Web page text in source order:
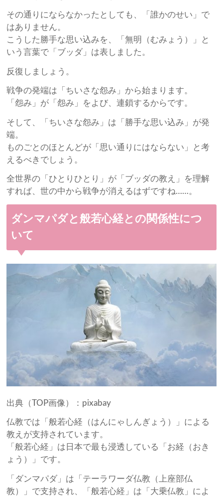
その通りにならなかったとしても、「誰かのせい」で
はありません。
こうした勝手な思い込みを、「無明（むみょう）」と
いう言葉で「ブッダ」は表しました。
反復しましょう。
戦争の発端は「ちいさな怨み」から始まります。
「怨み」が「怨み」をよび、連鎖するからです。
そして、「ちいさな怨み」は「勝手な思い込み」が発
端。
ものごとのほとんどが「思い通りにはならない」と考
えるべきでしょう。
全世界の「ひとりひとり」が「ブッダの教え」を理解
すれば、世の中から戦争が消えるはずですね……。
ダンマパダと般若心経との関係性につ
いて
出典（TOP画像）：pixabay
仏教では「般若心経（はんにゃしんぎょう）」による
教えが支持されています。
「般若心経」は日本で最も浸透している「お経（おき
ょう）」です。
「ダンマパダ」は「テーラワーダ仏教（上座部仏
教）」で支持され、「般若心経」は「大乗仏教」によ